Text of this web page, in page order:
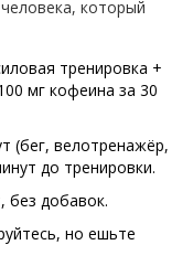
который
тренировка +
мг кофеина за 30
(бег, велотренажёр,
до тренировки.
без добавок.
но ешьте